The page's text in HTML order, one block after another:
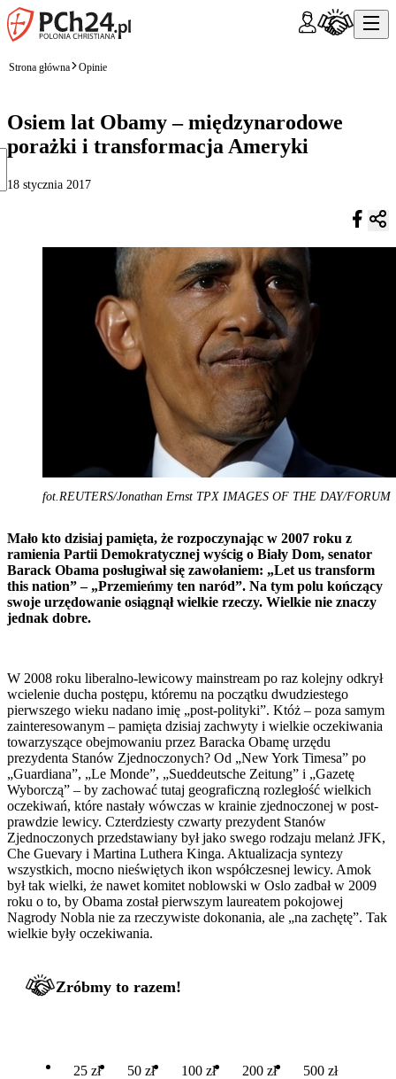
Strona główna Opinie
Osiem lat Obamy – międzynarodowe
porażki i transformacja Ameryki
18 stycznia 2017
fot.REUTERS/Jonathan Ernst TPX IMAGES OF THE DAY/FORUM
Mało kto dzisiaj pamięta, że rozpoczynając w 2007 roku z
ramienia Partii Demokratycznej wyścig o Biały Dom, senator
Barack Obama posługiwał się zawołaniem: „Let us transform
this nation” – „Przemieńmy ten naród”. Na tym polu kończący
swoje urzędowanie osiągnął wielkie rzeczy. Wielkie nie znaczy
jednak dobre.
W 2008 roku liberalno-lewicowy mainstream po raz kolejny odkrył
wcielenie ducha postępu, któremu na początku dwudziestego
pierwszego wieku nadano imię „post-polityki”. Któż – poza samym
zainteresowanym – pamięta dzisiaj zachwyty i wielkie oczekiwania
towarzyszące obejmowaniu przez Baracka Obamę urzędu
prezydenta Stanów Zjednoczonych? Od „New York Timesa” po
„Guardiana”, „Le Monde”, „Sueddeutsche Zeitung” i „Gazetę
Wyborczą” – by zachować tutaj geograficzną rozległość wielkich
oczekiwań, które nastały wówczas w krainie zjednoczonej w post-
prawdzie lewicy. Czterdziesty czwarty prezydent Stanów
Zjednoczonych przedstawiany był jako swego rodzaju melanż JFK,
Che Guevary i Martina Luthera Kinga. Aktualizacja syntezy
wszystkich, mocno nieświętych ikon współczesnej lewicy. Amok
był tak wielki, że nawet komitet noblowski w Oslo zadbał w 2009
roku o to, by Obama został pierwszym laureatem pokojowej
Nagrody Nobla nie za rzeczywiste dokonania, ale „na zachętę”. Tak
wielkie były oczekiwania.
Zróbmy to razem!
25 zł 50 zł 100 zł 200 zł 500 zł